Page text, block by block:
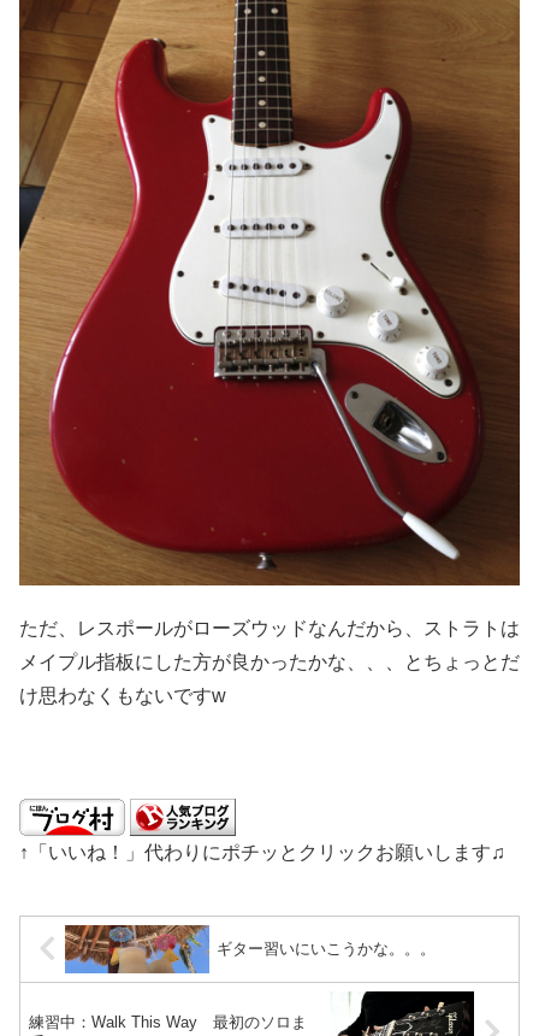
ただ、レスポールがローズウッドなんだから、ストラトは
メイプル指板にした方が良かったかな、、、とちょっとだ
け思わなくもないですw
↑「いいね！」代わりにポチッとクリックお願いします♫
ギター習いにいこうかな。。。
練習中：Walk This Way 最初のソロま